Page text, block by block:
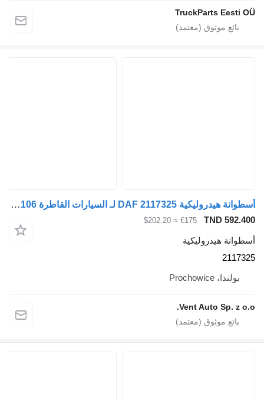
TruckParts Eesti
أسطوانة هيدروليكية DAF 2117325 لـ السيارات القاطرة DAF XF 106
TND
€175
≈ $202.20
هيدروليكية
بولندا، Prochowice
Vent Auto Sp. z